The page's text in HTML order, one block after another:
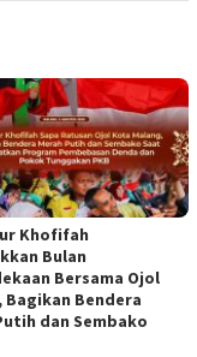
Khofifah
Bulan
Bersama Ojol
Bagikan Bendera
dan Sembako